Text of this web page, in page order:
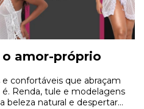
o amor-próprio
e confortáveis que abraçam
Renda, tule e modelagens
beleza natural e despertar